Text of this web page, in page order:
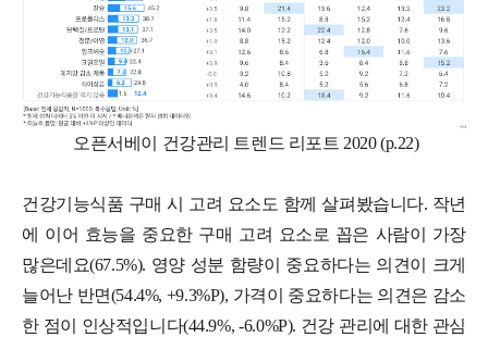
오픈서베이 건강관리 트렌드 리포트 2020 (p.22)
건강기능식품 구매 시 고려 요소도 함께 살펴봤습니다. 작년
에 이어 효능을 중요한 구매 고려 요소로 꼽은 사람이 가장
많은데요(67.5%). 영양 성분 함량이 중요하다는 의견이 크게
늘어난 반면(54.4%, +9.3%P), 가격이 중요하다는 의견은 감소
한 점이 인상적입니다(44.9%, -6.0%P). 건강 관리에 대한 관심